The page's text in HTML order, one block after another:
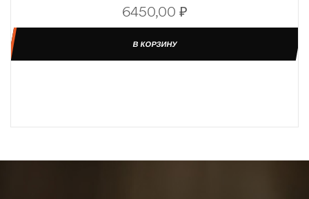
6450,00 ₽
В КОРЗИНУ